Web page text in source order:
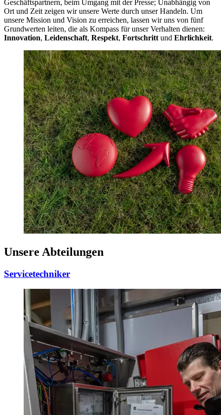
Geschäftspartnern, beim Umgang mit der Presse; Unabhängig von
Ort und Zeit zeigen wir unsere Werte durch unser Handeln. Um
unsere Mission und Vision zu erreichen, lassen wir uns von fünf
Grundwerten leiten, die als Kompass für unser Verhalten dienen:
Innovation, Leidenschaft, Respekt, Fortschritt und Ehrlichkeit.
Unsere Abteilungen
Servicetechniker